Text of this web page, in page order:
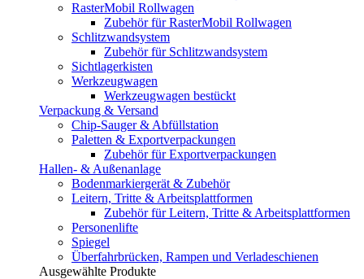
RasterMobil Rollwagen
Zubehör für RasterMobil Rollwagen
Schlitzwandsystem
Zubehör für Schlitzwandsystem
Sichtlagerkisten
Werkzeugwagen
Werkzeugwagen bestückt
Verpackung & Versand
Chip-Sauger & Abfüllstation
Paletten & Exportverpackungen
Zubehör für Exportverpackungen
Hallen- & Außenanlage
Bodenmarkiergerät & Zubehör
Leitern, Tritte & Arbeitsplattformen
Zubehör für Leitern, Tritte & Arbeitsplattformen
Personenlifte
Spiegel
Überfahrbrücken, Rampen und Verladeschienen
Ausgewählte Produkte